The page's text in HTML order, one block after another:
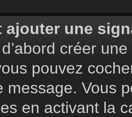
ajouter une
créer
pouvez
message. Vous
en activant la